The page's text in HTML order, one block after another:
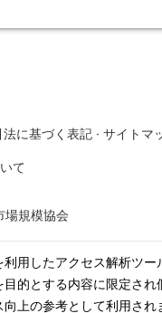
用したアクセス解析ツー
的とする内容に限定され
上の参考として利用され
に基づく表記 · サイトマ
て
場規模協会